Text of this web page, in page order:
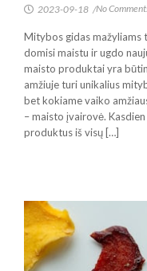
2023-09-18 /No
Mitybos gidas mažyliams
domisi maistu ir ugdo
maisto produktai yra
amžiuje turi unikalius
bet kokiame vaiko
– maisto įvairovė.
produktus iš visų […]